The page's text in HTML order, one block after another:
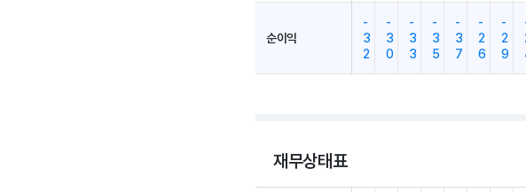
순이익
-
3
2
-
3
0
-
3
3
-
3
5
-
3
7
-
2
6
-
2
9
재무상태표